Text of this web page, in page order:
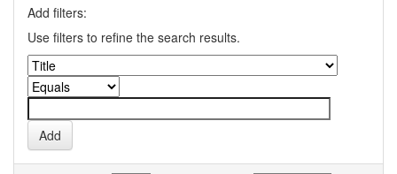
Add filters:
Use filters to refine the search results.